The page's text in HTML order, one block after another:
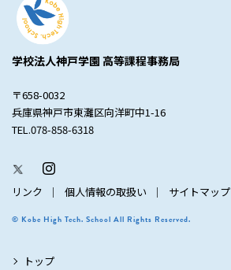
学校法人神戸学園 高等課程事務局
〒658-0032
兵庫県神戸市東灘区向洋町中1-16
TEL.078-858-6318
リンク 個人情報の取扱い サイトマップ
© Kobe High Tech. School All Rights Reserved.
トップ